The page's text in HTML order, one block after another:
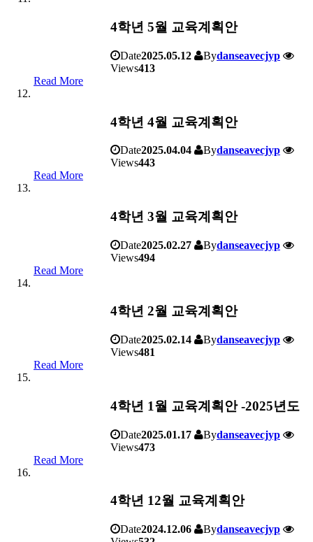
4학년 5월 교육계획안
Date2025.05.12 Bydanseavecjyp
Views413
Read More
4학년 4월 교육계획안
Date2025.04.04 Bydanseavecjyp
Views443
Read More
4학년 3월 교육계획안
Date2025.02.27 Bydanseavecjyp
Views494
Read More
4학년 2월 교육계획안
Date2025.02.14 Bydanseavecjyp
Views481
Read More
4학년 1월 교육계획안 -2025년도
Date2025.01.17 Bydanseavecjyp
Views473
Read More
4학년 12월 교육계획안
Date2024.12.06 Bydanseavecjyp